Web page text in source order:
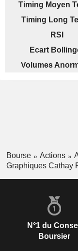
Timing Moyen
Timing Long
RSI
Ecart
Volumes
Bourse Actions
Graphiques Cathay
N°1 du
Boursier